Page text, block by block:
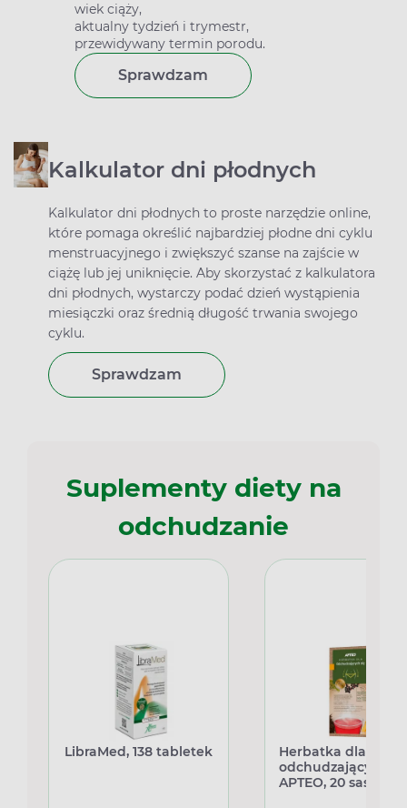
wiek ciąży,
aktualny tydzień i trymestr,
przewidywany termin porodu.
Sprawdzam
Kalkulator dni płodnych
Kalkulator dni płodnych to proste narzędzie online,
które pomaga określić najbardziej płodne dni cyklu
menstruacyjnego i zwiększyć szanse na zajście w
ciążę lub jej uniknięcie. Aby skorzystać z kalkulatora
dni płodnych, wystarczy podać dzień wystąpienia
miesiączki oraz średnią długość trwania swojego
cyklu.
Sprawdzam
Suplementy diety na
odchudzanie
LibraMed, 138 tabletek
Herbatka dla
odchudzających
APTEO, 20 saszetek